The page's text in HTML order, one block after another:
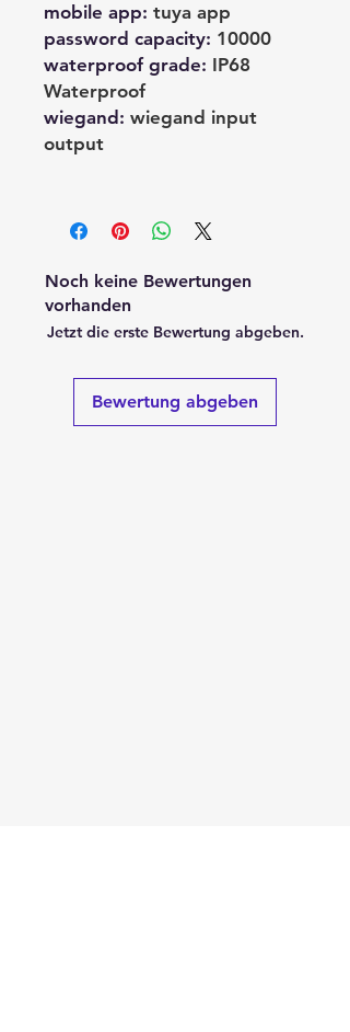
mobile app: tuya app
password capacity: 10000
waterproof grade: IP68
Waterproof
wiegand : wiegand input
output
Noch keine Bewertungen
vorhanden
Jetzt die erste Bewertung abgeben.
Bewertung abgeben